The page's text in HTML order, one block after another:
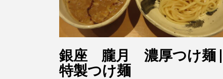
銀座 朧月 濃厚つけ麺 |
特製つけ麺